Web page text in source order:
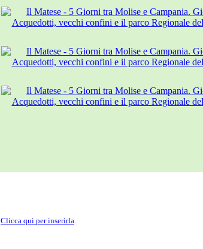
Clicca qui per inserirla.